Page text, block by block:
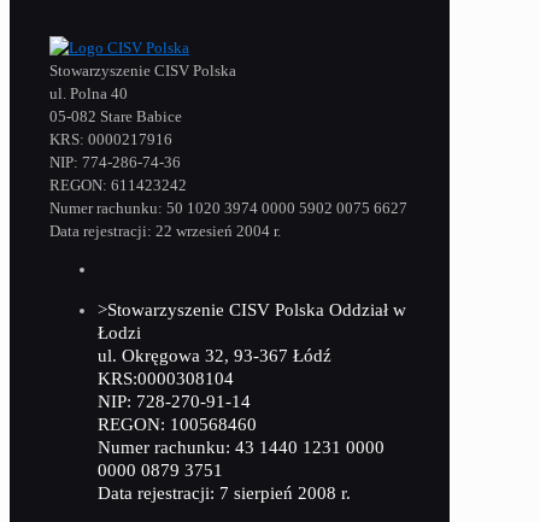
Stowarzyszenie CISV Polska
ul. Polna 40
05-082 Stare Babice
KRS: 0000217916
NIP: 774-286-74-36
REGON: 611423242
Numer rachunku: 50 1020 3974 0000 5902 0075 6627
Data rejestracji: 22 wrzesień 2004 r.
>Stowarzyszenie CISV Polska Oddział w
Łodzi
ul. Okręgowa 32, 93-367 Łódź
KRS:0000308104
NIP: 728-270-91-14
REGON: 100568460
Numer rachunku: 43 1440 1231 0000
0000 0879 3751
Data rejestracji: 7 sierpień 2008 r.